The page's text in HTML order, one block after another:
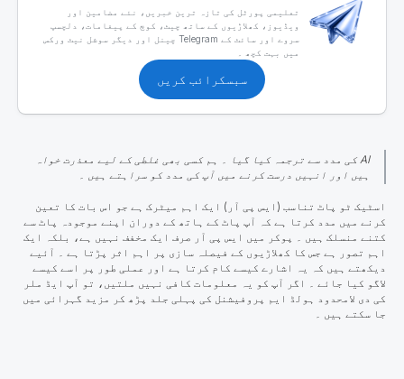
تعلیمی پورٹل کی تازہ ترین خبریں، نئے مضامین اور
ویڈیوز، کھلاڑیوں کے ساتھ چیٹ، کوچ کے پیغامات، دلچسپ
سروے اور سائٹ کے Telegram چینل اور دیگر سوشل نیٹ ورکس
میں بہت کچھ ۔
سبسکرائب کریں
AI کی مدد سے ترجمہ کیا گیا ۔ ہم کسی بھی غلطی کے لیے معذرت خواہ
ہیں اور انہیں درست کرنے میں آپ کی مدد کو سراہتے ہیں ۔
اسٹیک ٹو پاٹ تناسب ( ایس پی آر ) ایک اہم میٹرک ہے جو اس بات کا تعین
کرنے میں مدد کرتا ہے کہ آپ پاٹ کے ہاتھ کے دوران اپنے موجودہ پاٹ سے
کتنے منسلک ہیں ۔ پوکر میں ایس پی آر صرف ایک مخفف نہیں ہے، بلکہ ایک
اہم تصور ہے جس کا کھلاڑیوں کے فیصلہ سازی پر اہم اثر پڑتا ہے ۔ آئیے
دیکھتے ہیں کہ یہ اشارے کیسے کام کرتا ہے اور عملی طور پر اسے کیسے
لاگو کیا جائے ۔ اگر آپ کو یہ معلومات کافی نہیں ملتیں، تو آپ ایڈ ملر
کی دی لامحدود ہولڈ ایم پروفیشنل کی پہلی جلد پڑھ کر مزید گہرائی میں
جا سکتے ہیں ۔